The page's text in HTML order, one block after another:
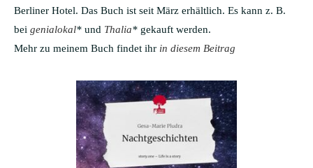
Berliner Hotel. Das Buch ist seit März erhältlich. Es kann z. B.
bei genialokal* und Thalia* gekauft werden.
Mehr zu meinem Buch findet ihr in diesem Beitrag